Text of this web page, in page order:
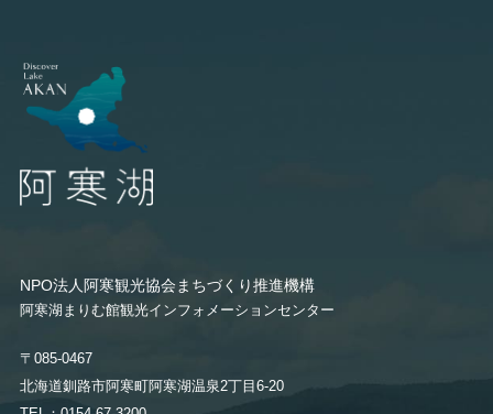
NPO法人阿寒観光協会まちづくり推進機構
阿寒湖まりむ館観光インフォメーションセンター
〒085-0467
北海道釧路市阿寒町阿寒湖温泉2丁目6-20